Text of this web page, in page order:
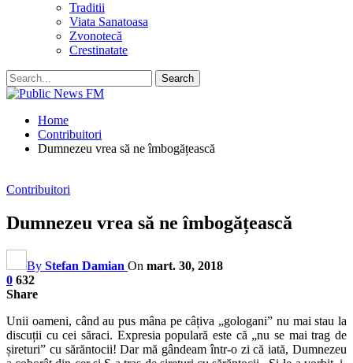
Traditii
Viata Sanatoasa
Zvonotecă
Crestinatate
Home
Contribuitori
Dumnezeu vrea să ne îmbogățească
Contribuitori
Dumnezeu vrea să ne îmbogățească
By Stefan Damian On mart. 30, 2018
0 632
Share
Unii oameni, când au pus mâna pe câțiva „gologani” nu mai stau la
discuții cu cei săraci. Expresia populară este că „nu se mai trag de
șireturi” cu sărăntocii! Dar mă gândeam într-o zi că iată, Dumnezeu